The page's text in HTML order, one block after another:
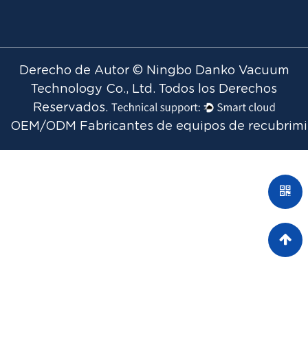
Derecho de Autor © Ningbo Danko Vacuum
Technology Co., Ltd. Todos los Derechos
Reservados.